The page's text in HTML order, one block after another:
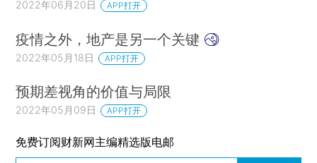
2022年06月20日 APP打开
疫情之外，地产是另一个关键
2022年05月18日 APP打开
预期差视角的价值与局限
2022年05月09日 APP打开
免费订阅财新网主编精选版电邮